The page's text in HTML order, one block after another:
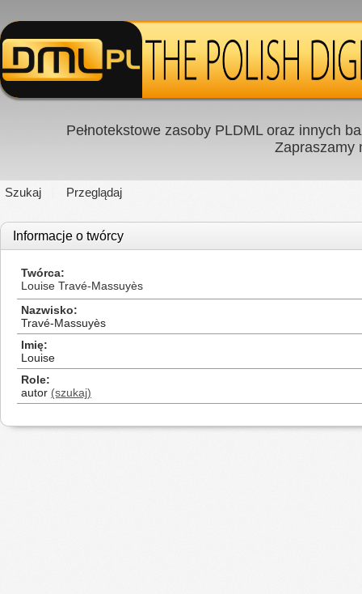
Pełnotekstowe zasoby PLDML oraz innych
Zapraszamy
Szukaj Przeglądaj
Informacje o twórcy
Twórca
Louise Travé-Massuyès
Nazwisko
Travé-Massuyès
Imię
Louise
Role
autor (szukaj)